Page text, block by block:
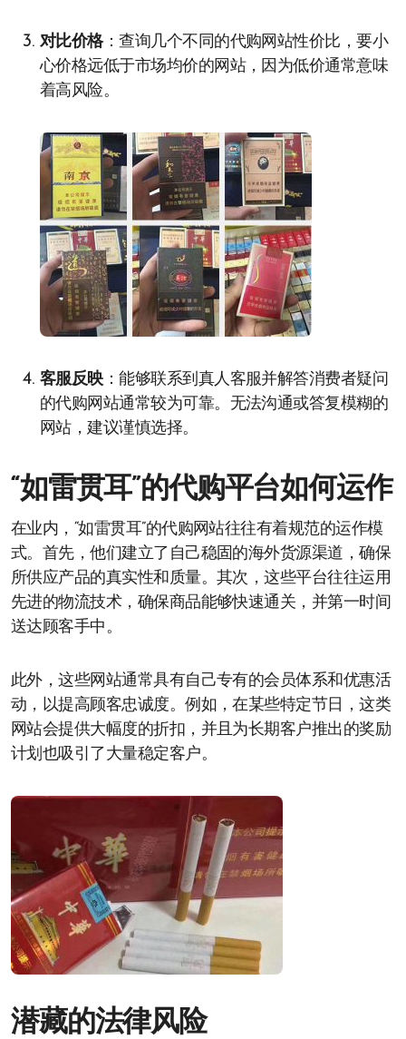
对比价格：查询几个不同的代购网站性价比，要小
心价格远低于市场均价的网站，因为低价通常意味
着高风险。
客服反映：能够联系到真人客服并解答消费者疑问
的代购网站通常较为可靠。无法沟通或答复模糊的
网站，建议谨慎选择。
“如雷贯耳”的代购平台如何运作
在业内，“如雷贯耳”的代购网站往往有着规范的运作模
式。首先，他们建立了自己稳固的海外货源渠道，确保
所供应产品的真实性和质量。其次，这些平台往往运用
先进的物流技术，确保商品能够快速通关，并第一时间
送达顾客手中。
此外，这些网站通常具有自己专有的会员体系和优惠活
动，以提高顾客忠诚度。例如，在某些特定节日，这类
网站会提供大幅度的折扣，并且为长期客户推出的奖励
计划也吸引了大量稳定客户。
潜藏的法律风险